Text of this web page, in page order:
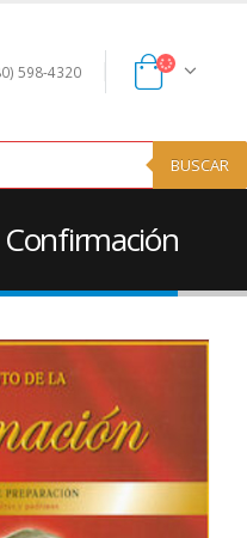
598-4320
BUSCAR
Confirmación